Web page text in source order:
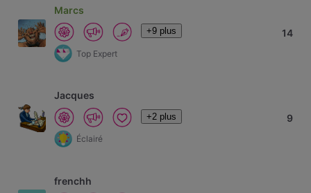
Marcs
+9 plus
Top Expert
14
Jacques
+2 plus
Éclairé
9
frenchh